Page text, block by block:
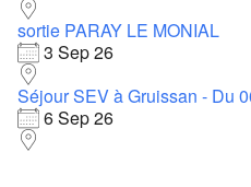
sortie PARAY LE MONIAL
3 Sep 26
Séjour SEV à Gruissan - Du
6 Sep 26